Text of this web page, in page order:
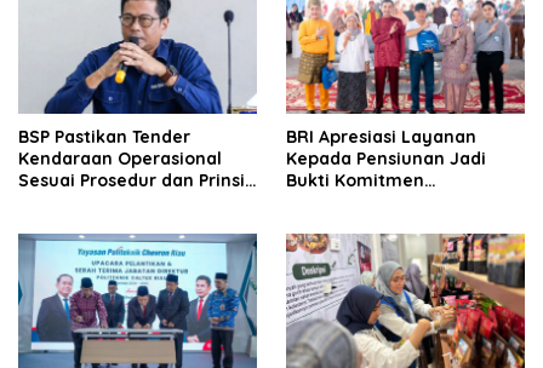
BSP Pastikan Tender
Kendaraan Operasional
Sesuai Prosedur dan Prinsip
BRI Apresiasi Layanan
Kepada Pensiunan Jadi
Bukti Komitmen